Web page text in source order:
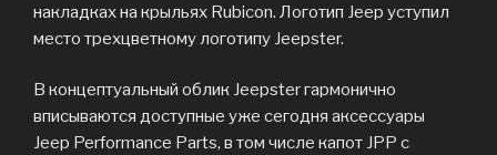
накладках на крыльях Rubicon. Логотип Jeep уступил
место трехцветному логотипу Jeepster.
В концептуальный облик Jeepster гармонично
вписываются доступные уже сегодня аксессуары
Jeep Performance Parts, в том числе капот JPP с